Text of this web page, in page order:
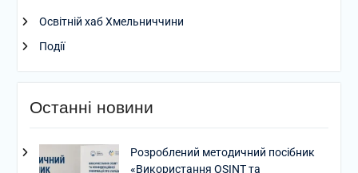
Освітній хаб Хмельниччини
Події
Останні новини
Розроблений методичний посібник
«Використання OSINT та